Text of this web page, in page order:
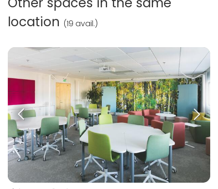
location (19 avail.)